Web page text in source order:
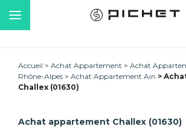
Accueil Achat Appartement
Achat
Rhône-Alpes
Achat Appartement Ain
Challex (01630)
Achat appartement Challex (01630)